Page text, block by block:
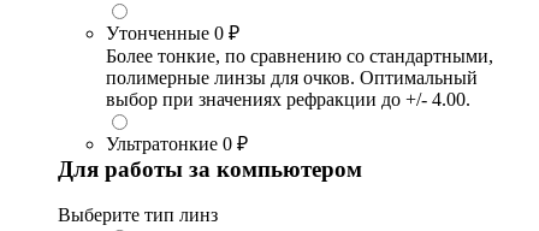
Утонченные 0 ₽
Более тонкие, по сравнению со стандартными,
полимерные линзы для очков. Оптимальный
выбор при значениях рефракции до +/- 4.00.
Ультратонкие 0 ₽
Для работы за компьютером
Выберите тип линз